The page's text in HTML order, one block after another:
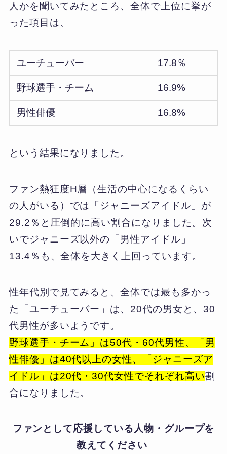
人かを聞いてみたところ、全体で上位に挙が
った項目は、
ユーチューバー 17.8％
野球選手・チーム 16.9%
男性俳優 16.8%
という結果になりました。
ファン熱狂度H層（生活の中心になるくらい
の人がいる）では「ジャニーズアイドル」が
29.2％と圧倒的に高い割合になりました。次
いでジャニーズ以外の「男性アイドル」
13.4％も、全体を大きく上回っています。
性年代別で見てみると、全体では最も多かっ
た「ユーチューバー」は、20代の男女と、30
代男性が多いようです。
野球選手・チーム」は50代・60代男性、「男
性俳優」は40代以上の女性、「ジャニーズア
イドル」は20代・30代女性でそれぞれ高い割
合になりました。
ファンとして応援している人物・グループを
教えてください